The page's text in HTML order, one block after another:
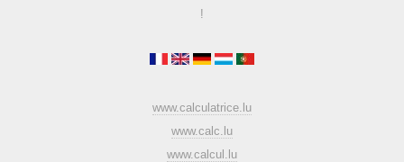
!
www.calculatrice.lu
www.calc.lu
www.calcul.lu